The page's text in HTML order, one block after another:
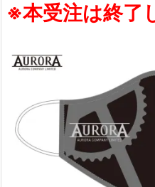
※本受注は終了